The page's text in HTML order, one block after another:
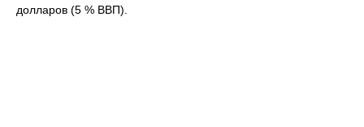
долларов (5 % ВВП).